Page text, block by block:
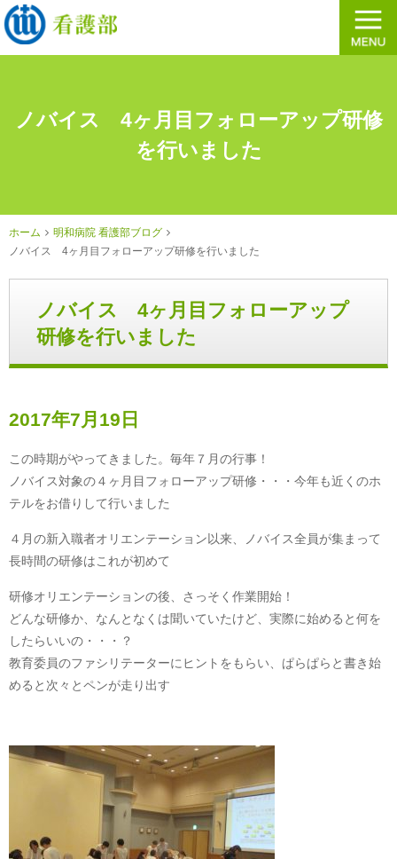
ノバイス 4ヶ月目フォローアップ研修
を行いました
ホーム
明和病院 看護部ブログ
ノバイス 4ヶ月目フォローアップ研修を行いました
ノバイス 4ヶ月目フォローアップ
研修を行いました
2017年7月19日
この時期がやってきました。毎年７月の行事！
ノバイス対象の４ヶ月目フォローアップ研修・・・今年も近くのホ
テルをお借りして行いました
４月の新入職者オリエンテーション以来、ノバイス全員が集まって
長時間の研修はこれが初めて
研修オリエンテーションの後、さっそく作業開始！
どんな研修か、なんとなくは聞いていたけど、実際に始めると何を
したらいいの・・・？
教育委員のファシリテーターにヒントをもらい、ぱらぱらと書き始
めると次々とペンが走り出す